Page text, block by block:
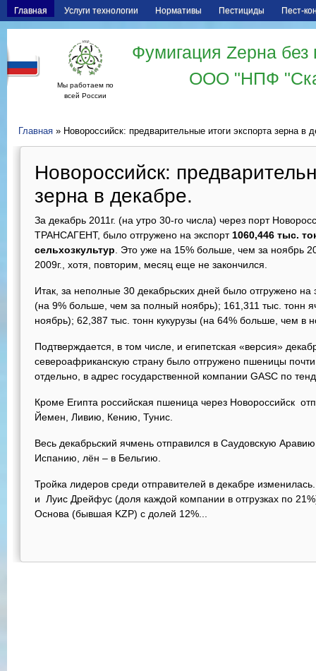
Главная Услуги технологии Нормативы Пестициды Пест-
Мы работаем по
всей России
Фумигация Zерна
ООО "НПФ
Главная » Новороссийск: предварительные итоги экспорта зерна в
Новороссийск:
зерна в декабре.
За декабрь 2011г. (на утро 30-го числа) через порт
ТРАНСАГЕНТ, было отгружено на экспорт 1060,446 тыс.
сельхозкультур . Это уже на 15% больше, чем за ноябрь
2009г., хотя, повторим, месяц еще не закончился.
Итак, за неполные 30 декабрьских дней было отгружено
(на 9% больше, чем за полный ноябрь); 161,311 тыс. тонн
ноябрь); 62,387 тыс. тонн кукурузы (на 64% больше, чем в
Подтверждается, в том числе, и египетская «версия»
североафриканскую страну было отгружено пшеницы
отдельно, в адрес государственной компании GASC по
Кроме Египта российская пшеница через Новороссийск
Йемен, Ливию, Кению, Тунис.
Весь декабрьский ячмень отправился в Саудовскую
Испанию, лён – в Бельгию.
Тройка лидеров среди отправителей в декабре
и Луис Дрейфус (доля каждой компании в отгрузках по
Основа (бывшая KZP) с долей 12%...